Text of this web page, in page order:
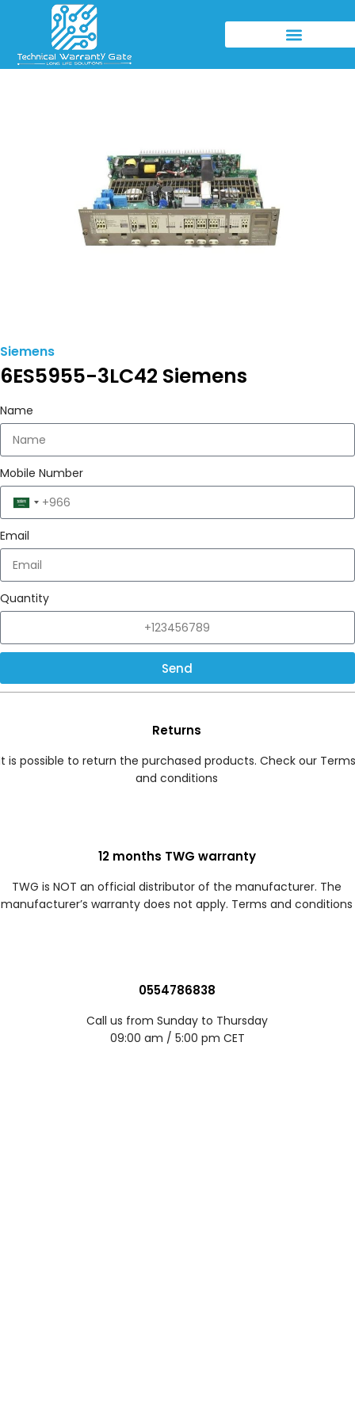
Siemens
6ES5955-3LC42 Siemens
Name
Mobile Number
Saudi
Arabia
+966
Email
Quantity
Send
Returns
is possible to return the purchased products. Check our Terms
and conditions
12 months TWG warranty
TWG is NOT an official distributor of the manufacturer. The
manufacturer’s warranty does not apply. Terms and conditions
0554786838
Call us from Sunday to Thursday
09:00 am / 5:00 pm CET